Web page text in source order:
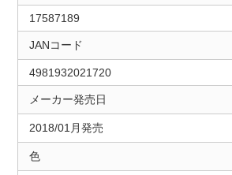
17587189
JANコード
4981932021720
メーカー発売日
2018/01月発売
色